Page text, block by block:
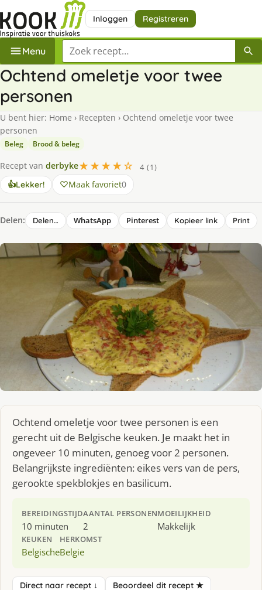
Inloggen Registreren
Menu Zoek een recept
Ochtend omeletje voor twee
personen
U bent hier: Home › Recepten › Ochtend omeletje voor twee
personen
Beleg Brood & beleg
Recept van derbyke★★★★☆
4 (1)
👍Lekker! Maak favoriet0
Delen: Delen… WhatsApp Pinterest Kopieer link Print
Ochtend omeletje voor twee personen is een
gerecht uit de Belgische keuken. Je maakt het in
ongeveer 10 minuten, genoeg voor 2 personen.
Belangrijkste ingrediënten: eikes vers van de pers,
gerookte spekblokjes en basilicum.
BEREIDINGSTIJD
10 minuten
AANTAL PERSONEN
2
MOEILIJKHEID
Makkelijk
KEUKEN
Belgische
HERKOMST
Belgie
Direct naar recept ↓ Beoordeel dit recept ★